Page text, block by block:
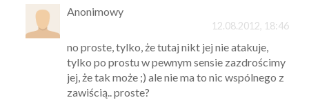
Anonimowy
12.08.2012, 18:46
no proste, tylko, że tutaj nikt jej nie atakuje,
tylko po prostu w pewnym sensie zazdrościmy
jej, że tak może ;) ale nie ma to nic wspólnego z
zawiścią.. proste?